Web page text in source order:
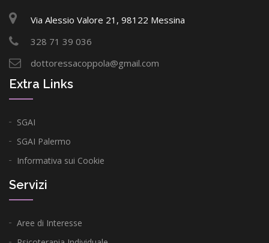
Via Alessio Valore 21, 98122 Messina
328 71 39 036
dottoressacoppola@gmail.com
Extra Links
SGAI
SGAI Palermo
Informativa sui Cookie
Servizi
Aree di Interesse